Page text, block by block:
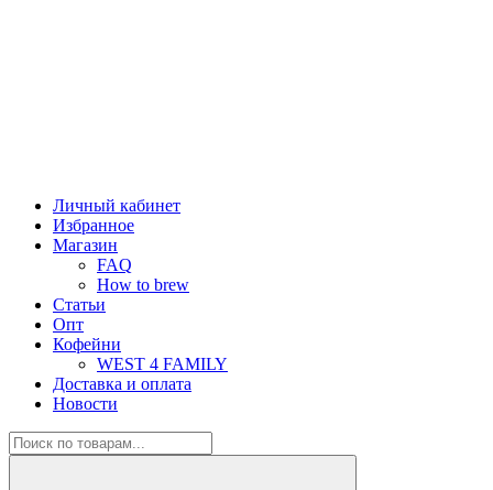
Личный кабинет
Избранное
Магазин
FAQ
How to brew
Статьи
Опт
Кофейни
WEST 4 FAMILY
Доставка и оплата
Новости